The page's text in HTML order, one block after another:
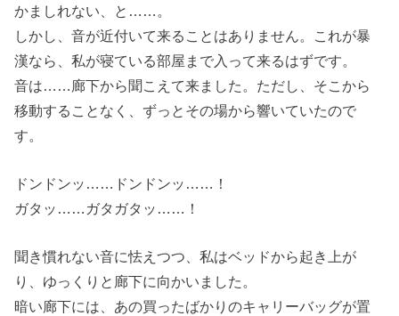
かましれない、と……。
しかし、音が近付いて来ることはありません。これが暴
漢なら、私が寝ている部屋まで入って来るはずです。
音は……廊下から聞こえて来ました。ただし、そこから
移動することなく、ずっとその場から響いていたので
す。
ドンドンッ……ドンドンッ……！
ガタッ……ガタガタッ……！
聞き慣れない音に怯えつつ、私はベッドから起き上が
り、ゆっくりと廊下に向かいました。
暗い廊下には、あの買ったばかりのキャリーバッグが置